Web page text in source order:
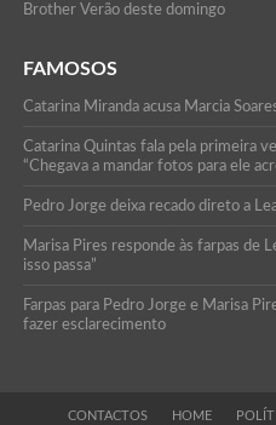
Brother Verão deste domingo
FAMOSOS
Catarina Miranda acusa Marcia
Catarina Quintas fala pela primeira
“Chegava a mandar fotos para ele
Pedro Jorge deixa recado direto a
Marisa Pires responde às farpas de
isso passa”
Farpas para Pedro Jorge e Marisa
fazer esclarecimento
CONTACTOS HOME